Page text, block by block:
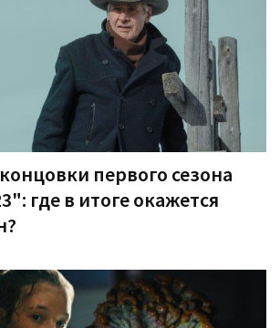
первого сезона
где в итоге окажется